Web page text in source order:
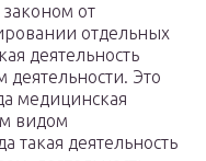
от
отдельных
деятельность
Это
медицинская
видом
такая деятельность